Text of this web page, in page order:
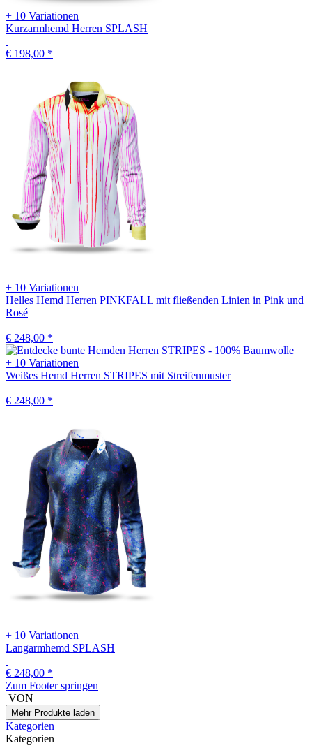
+ 10 Variationen
Kurzarmhemd Herren SPLASH
€ 198,00 *
+ 10 Variationen
Helles Hemd Herren PINKFALL mit fließenden Linien in Pink und
Rosé
€ 248,00 *
+ 10 Variationen
Weißes Hemd Herren STRIPES mit Streifenmuster
€ 248,00 *
+ 10 Variationen
Langarmhemd SPLASH
€ 248,00 *
Zum Footer springen
VON
Mehr Produkte laden
Kategorien
Kategorien